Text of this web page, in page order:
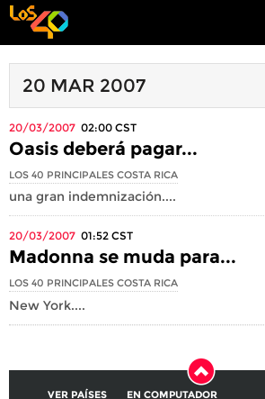
20 MAR 2007
20/03/2007 02:00 CST
Oasis deberá pagar...
LOS 40 PRINCIPALES COSTA RICA
una gran indemnización....
20/03/2007 01:52 CST
Madonna se muda para...
LOS 40 PRINCIPALES COSTA RICA
New York....
VER PAÍSES EN COMPUTADOR